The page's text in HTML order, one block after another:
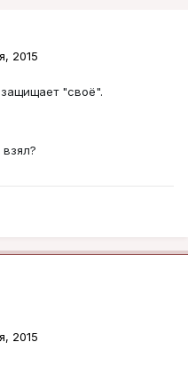
2015
"своё".
2015